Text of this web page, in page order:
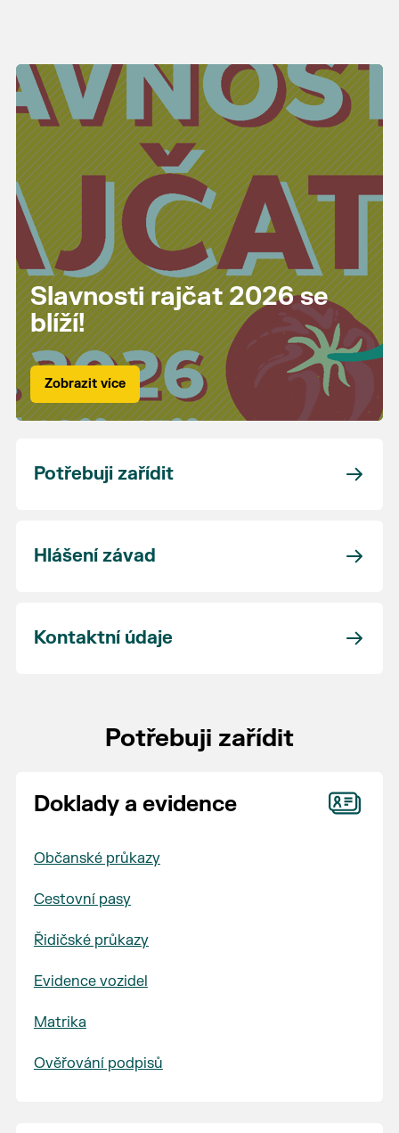
Slavnosti rajčat 2026 se
blíží!
Zobrazit více
Potřebuji zařídit
Hlášení závad
Kontaktní údaje
Potřebuji zařídit
Doklady a evidence
Občanské průkazy
Cestovní pasy
Řidičské průkazy
Evidence vozidel
Matrika
Ověřování podpisů